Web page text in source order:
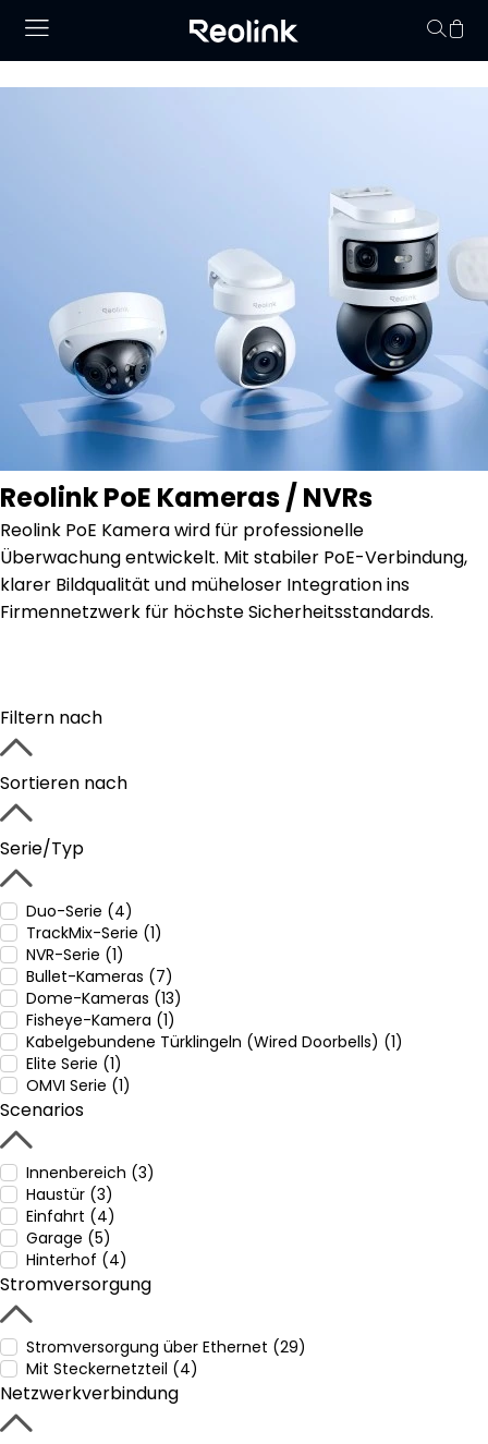
Reolink PoE Kameras / NVRs
Reolink PoE Kamera wird für professionelle
Überwachung entwickelt. Mit stabiler PoE-Verbindung,
klarer Bildqualität und müheloser Integration ins
Firmennetzwerk für höchste Sicherheitsstandards.
Filtern nach
Sortieren nach
Serie/Typ
Duo-Serie (4)
TrackMix-Serie (1)
NVR-Serie (1)
Bullet-Kameras (7)
Dome-Kameras (13)
Fisheye-Kamera (1)
Kabelgebundene Türklingeln (Wired Doorbells) (1)
Elite Serie (1)
OMVI Serie (1)
Scenarios
Innenbereich (3)
Haustür (3)
Einfahrt (4)
Garage (5)
Hinterhof (4)
Stromversorgung
Stromversorgung über Ethernet (29)
Mit Steckernetzteil (4)
Netzwerkverbindung